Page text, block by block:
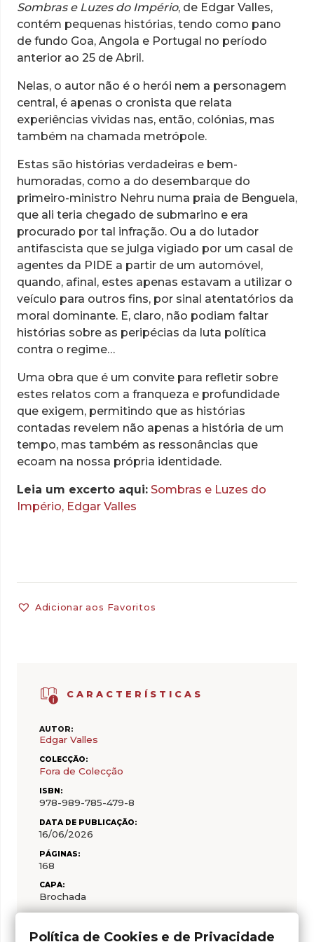
CARACTERÍSTICAS
AUTOR:
Edgar Valles
COLECÇÃO:
Fora de Colecção
ISBN:
978-989-785-479-8
DATA DE PUBLICAÇÃO:
16/06/2026
PÁGINAS:
168
CAPA:
Brochada
Sombras e Luzes do Império, de Edgar Valles,
contém pequenas histórias, tendo como pano
de fundo Goa, Angola e Portugal no período
anterior ao 25 de Abril.
Nelas, o autor não é o herói nem a personagem
central, é apenas o cronista que relata
experiências vividas nas, então, colónias, mas
também na chamada metrópole.
Estas são histórias verdadeiras e bem-
humoradas, como a do desembarque do
primeiro-ministro Nehru numa praia de Benguela,
que ali teria chegado de submarino e era
procurado por tal infração. Ou a do lutador
antifascista que se julga vigiado por um casal de
agentes da PIDE a partir de um automóvel,
quando, afinal, estes apenas estavam a utilizar o
veículo para outros fins, por sinal atentatórios da
moral dominante. E, claro, não podiam faltar
histórias sobre as peripécias da luta política
contra o regime…
Uma obra que é um convite para refletir sobre
estes relatos com a franqueza e profundidade
que exigem, permitindo que as histórias
contadas revelem não apenas a história de um
tempo, mas também as ressonâncias que
ecoam na nossa própria identidade.
Leia um excerto aqui: Sombras e Luzes do
Império, Edgar Valles
Adicionar aos Favoritos
Política de Cookies e de Privacidade